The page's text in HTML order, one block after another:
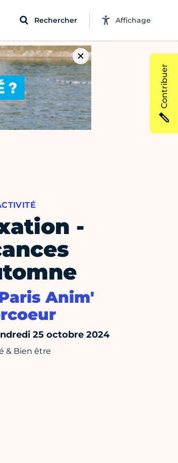
Rechercher Affichage
-
Anim'
25 octobre 2024
& Bien être
Contribuer